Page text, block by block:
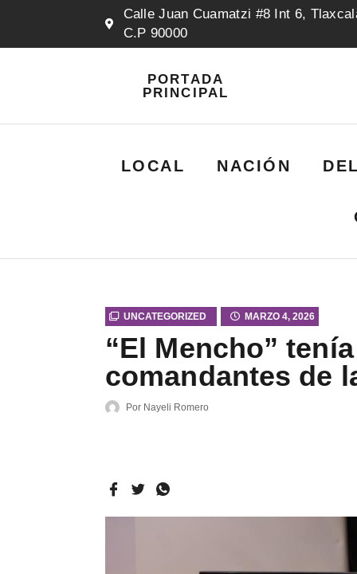
Calle Juan Cuamatzi #8 Int 6,
C.P 90000
PORTADA
PRINCIPAL
LOCAL NACIÓN
UNCATEGORIZED MARZO 4, 2026
“El Mencho”
comandantes de
Por Nayeli Romero